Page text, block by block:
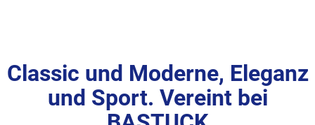
Classic und Moderne, Eleganz
und Sport. Vereint bei